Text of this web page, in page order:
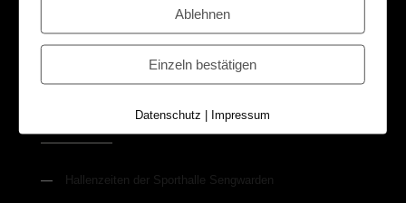
—
— Hallenzeiten der Sporthalle Sengwarden
Ablehnen
Einzeln bestätigen
Datenschutz | Impressum